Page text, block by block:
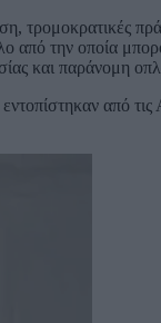
τρομοκρατικές
από την οποία
και παράνομη
από